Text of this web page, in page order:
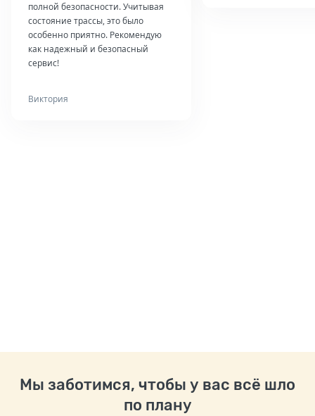
полной безопасности. Учитывая
состояние трассы, это было
особенно приятно. Рекомендую
как надежный и безопасный
сервис!
Виктория
Мы заботимся, чтобы у вас всё шло
по плану